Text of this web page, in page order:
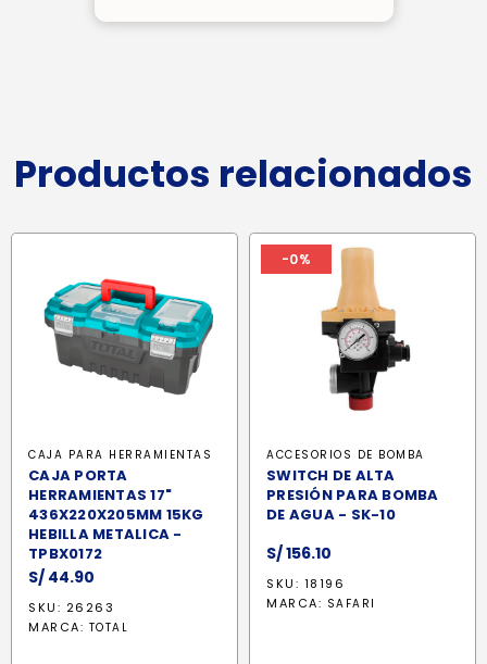
Productos relacionados
CAJA PARA HERRAMIENTAS
CAJA PORTA
HERRAMIENTAS 17"
436X220X205MM 15KG
HEBILLA METALICA -
TPBX0172
S/ 44.90
SKU: 26263
MARCA: TOTAL
-0%
ACCESORIOS DE BOMBA
SWITCH DE ALTA
PRESIÓN PARA BOMBA
DE AGUA - SK-10
S/156.10
SKU: 18196
MARCA: SAFARI